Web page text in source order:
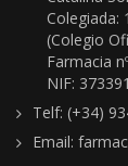
Colegiada:
(Colegio
Farmacia
NIF:
Telf: (+34)
Email: